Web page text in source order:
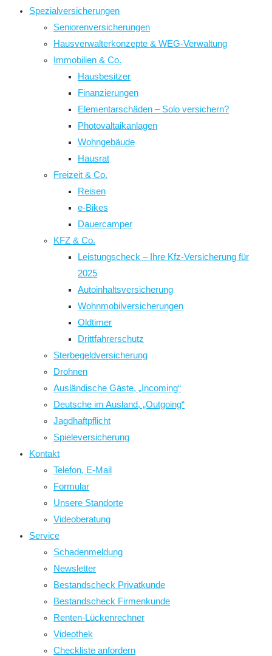
Spezialversicherungen
Seniorenversicherungen
Hausverwalterkonzepte & WEG-Verwaltung
Immobilien & Co.
Hausbesitzer
Finanzierungen
Elementarschäden – Solo versichern?
Photovaltaikanlagen
Wohngebäude
Hausrat
Freizeit & Co.
Reisen
e-Bikes
Dauercamper
KFZ & Co.
Leistungscheck – Ihre Kfz-Versicherung für
2025
Autoinhaltsversicherung
Wohnmobilversicherungen
Oldtimer
Drittfahrerschutz
Sterbegeldversicherung
Drohnen
Ausländische Gäste, „Incoming“
Deutsche im Ausland, „Outgoing“
Jagdhaftpflicht
Spieleversicherung
Kontakt
Telefon, E-Mail
Formular
Unsere Standorte
Videoberatung
Service
Schadenmeldung
Newsletter
Bestandscheck Privatkunde
Bestandscheck Firmenkunde
Renten-Lückenrechner
Videothek
Checkliste anfordern